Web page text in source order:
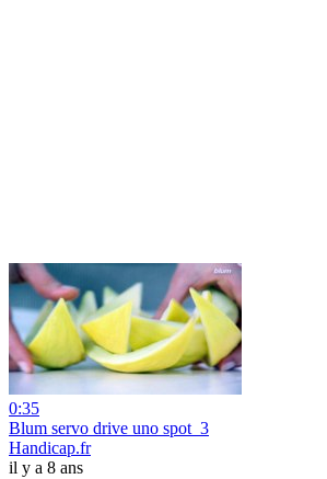
0:35
Blum servo drive uno spot_3
Handicap.fr
il y a 8 ans